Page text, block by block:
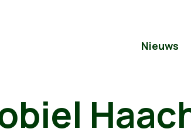
Nieuws